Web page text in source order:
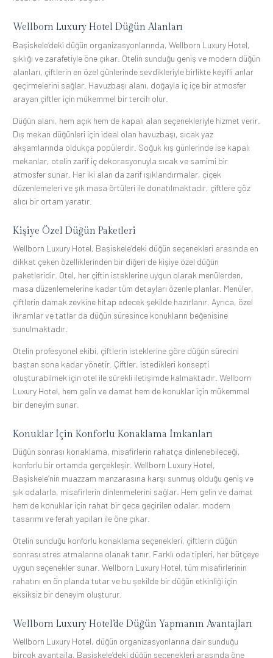
Wellborn Luxury Hotel Düğün Alanları
Başiskele’deki düğün organizasyonlarında, Wellborn Luxury Hotel,
şıklığı ve zarafetiyle öne çıkar. Otelin sunduğu geniş ve modern düğün
alanları, çiftlerin en özel günlerinde sevdikleriyle birlikte keyifli anlar
geçirmelerini sağlar. Havuzbaşı alanı, doğayla iç içe bir atmosfer
arayan çiftler için mükemmel bir tercih olur.
Düğün alanı, hem açık hem de kapalı alan seçenekleriyle hizmet verir.
Dış mekan düğünleri için ideal olan havuzbaşı, sıcak yaz
akşamlarında oldukça popülerdir. Soğuk kış günlerinde ise kapalı
mekanlar, otelin zarif iç dekorasyonuyla sıcak ve samimi bir
atmosfer sunar. Her iki alan da zarif ışıklandırmalar, çiçek
düzenlemeleri ve şık masa örtüleri ile donatılmaktadır, çiftlere göz
alıcı bir ortam yaratır.
Kişiye Özel Düğün Paketleri
Wellborn Luxury Hotel, Başiskele’deki düğün seçenekleri arasında en
dikkat çeken özelliklerinden bir diğeri de kişiye özel düğün
paketleridir. Otel, her çiftin isteklerine uygun olarak menülerden,
masa düzenlemelerine kadar tüm detayları özenle planlar. Menüler,
çiftlerin damak zevkine hitap edecek şekilde hazırlanır. Ayrıca, özel
ikramlar ve tatlar da düğün süresince konukların beğenisine
sunulmaktadır.
Otelin profesyonel ekibi, çiftlerin isteklerine göre düğün sürecini
baştan sona kadar yönetir. Çiftler, istedikleri konsepti
oluşturabilmek için otel ile sürekli iletişimde kalmaktadır. Wellborn
Luxury Hotel, hem gelin ve damat hem de konuklar için mükemmel
bir deneyim sunar.
Konuklar İçin Konforlu Konaklama İmkanları
Düğün sonrası konaklama, misafirlerin rahatça dinlenebileceği,
konforlu bir ortamda gerçekleşir. Wellborn Luxury Hotel,
Başiskele’nin muazzam manzarasına karşı sunmuş olduğu geniş ve
şık odalarla, misafirlerin dinlenmelerini sağlar. Hem gelin ve damat
hem de konuklar için rahat bir gece geçirilen odalar, modern
tasarımı ve ferah yapıları ile öne çıkar.
Otelin sunduğu konforlu konaklama seçenekleri, çiftlerin düğün
sonrası stres atmalarına olanak tanır. Farklı oda tipleri, her bütçeye
uygun seçenekler sunar. Wellborn Luxury Hotel, tüm misafirlerinin
rahatını en ön planda tutar ve bu şekilde bir düğün etkinliği için
eksiksiz bir deneyim oluşturur.
Wellborn Luxury Hotel’de Düğün Yapmanın Avantajları
Wellborn Luxury Hotel, düğün organizasyonlarına dair sunduğu
birçok avantajla, Başiskele’deki düğün seçenekleri arasında öne